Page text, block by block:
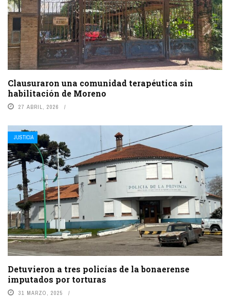
Clausuraron una comunidad terapéutica sin
habilitación de Moreno
27 ABRIL, 2026
JUSTICIA
Detuvieron a tres policías de la bonaerense
imputados por torturas
31 MARZO, 2025